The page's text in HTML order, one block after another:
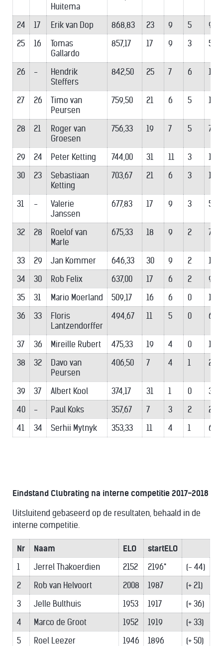
Huitema
24 17 Erik van Dop 868,83 23 9 5
9
25
16
Tomas
Gallardo
857,17 17 9 3 5
26 -
Hendrik
Steffers
842,50 25 7 6 12
27 26
Timo van
Peursen
759,50 21 6 5 10
28 21
Roger van
Groesen
756,33 19 7 5 7
29 24 Peter Ketting 744,00 31 11 3
17
30
23
Sebastiaan
Ketting
703,67 21 6 3 12
31 -
Valerie
Janssen
677,83 17 9 3 5
32 28
Roelof van
Marle
675,33 18 9 2 7
33 29 Jan Kommer 646,33 30 9 2
19
34
30 Rob Felix 637,00 17 6 2
9
35
31 Mario Moerland 509,17 16 6 0
10
36
33
Floris
Lantzendorffer
494,67 11 5 0 6
37 36 Mireille Rubert 475,33 19 4 0
15
38
32
Davo van
Peursen
406,50 7 4 1 2
39 37 Albert Kool 374,17 31 1 0
30
40
- Paul Koks 357,67 7 3 2
2
41
34 Serhii Mytnyk 353,33 11 4 1 6
Eindstand Clubrating na interne competitie 2017-2018
Uitsluitend gebaseerd op de resultaten, behaald in de
interne competitie.
Nr Naam ELO
startELO
1
Jerrel Thakoerdien 2152 2196*
(- 44)
2
Rob van Helvoort 2008 1987
(+ 21)
3
Jelle Bulthuis 1953 1917
(+ 36)
4
Marco de Groot 1952 1919
(+ 33)
5
Roel Leezer 1946 1896
(+ 50)